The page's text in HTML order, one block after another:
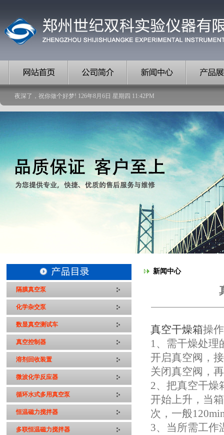
夜深了，祝你做个好梦! 126年8月 6 日 星期四 11:42PM
隔膜真空泵
化学杂交泵
数显真空测试车
真空控制器
溶剂回收装置
微波化学反应器
循环水式多用真空泵
恒温磁力搅拌器
多联恒温磁力搅拌器
新闻中心
真空干燥箱操
1、需干燥处理
开启真空阀，
关闭真空阀，
2、把真空干燥
开始上升，当
次，一般
3、当所需工